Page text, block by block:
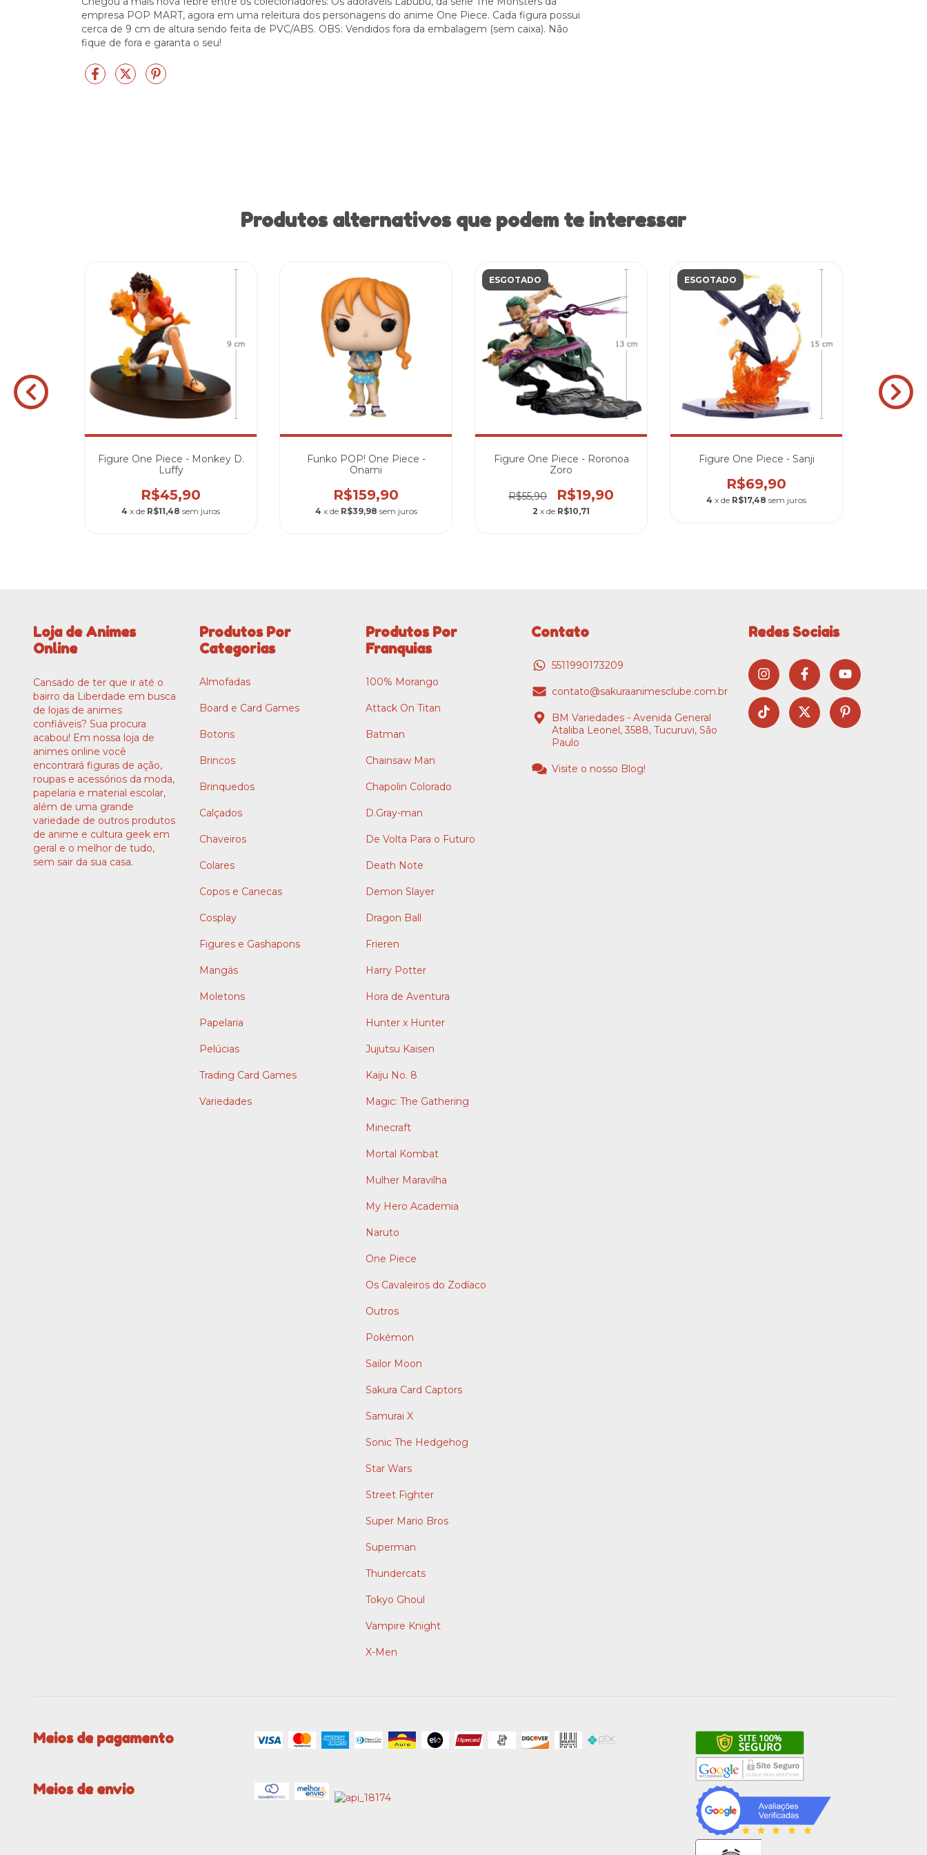
empresa POP MART, agora em uma releitura dos personagens do anime One Piece. Cada figura possui
cerca de 9 cm de altura sendo feita de PVC/ABS. OBS: Vendidos fora da embalagem (sem caixa). Não
fique de fora e garanta o seu!
Produtos alternativos que podem te interessar
Figure One Piece - Monkey D.
Luffy
R$45,90
4 x de R$11,48 sem juros
Funko POP! One Piece -
Onami
R$159,90
4 x de R$39,98 sem juros
ESGOTADO
Figure One Piece - Roronoa
Zoro
R$55,90 R$19,90
2 x de R$10,71
ESGOTADO
Figure One Piece - Sanji
R$69,90
4 x de R$17,48 sem juros
Loja de Animes
Online
Cansado de ter que ir até o
bairro da Liberdade em busca
de lojas de animes
confiáveis? Sua procura
acabou! Em nossa loja de
animes online você
encontrará figuras de ação,
roupas e acessórios da moda,
papelaria e material escolar,
além de uma grande
variedade de outros produtos
de anime e cultura geek em
geral e o melhor de tudo,
sem sair da sua casa.
Produtos Por
Categorias
Almofadas
Board e Card Games
Botons
Brincos
Brinquedos
Calçados
Chaveiros
Colares
Copos e Canecas
Cosplay
Figures e Gashapons
Mangás
Moletons
Papelaria
Pelúcias
Trading Card Games
Variedades
Produtos Por
Franquias
100% Morango
Attack On Titan
Batman
Chainsaw Man
Chapolin Colorado
D.Gray-man
De Volta Para o Futuro
Death Note
Demon Slayer
Dragon Ball
Frieren
Harry Potter
Hora de Aventura
Hunter x Hunter
Jujutsu Kaisen
Kaiju No. 8
Magic: The Gathering
Minecraft
Mortal Kombat
Mulher Maravilha
My Hero Academia
Naruto
One Piece
Os Cavaleiros do Zodíaco
Outros
Pokémon
Sailor Moon
Sakura Card Captors
Samurai X
Sonic The Hedgehog
Star Wars
Street Fighter
Super Mario Bros
Superman
Thundercats
Tokyo Ghoul
Vampire Knight
X-Men
Contato
5511990173209
contato@sakuraanimesclube.com.br
BM Variedades - Avenida General
Ataliba Leonel, 3588, Tucuruvi, São
Paulo
Visite o nosso Blog!
Redes Sociais
Meios de pagamento
Meios de envio